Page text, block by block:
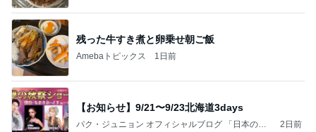
ガザル
残った牛すき煮と卵乗せ朝ご飯
Amebaトピックス 1日前
【お知らせ】9/21〜9/23北海道3days
パク・ジュニョン オフィシャルブログ 「日本の
2日前